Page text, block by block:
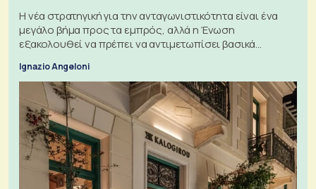
Η νέα στρατηγική για την ανταγωνιστικότητα είναι ένα
μεγάλο βήμα προς τα εμπρός, αλλά η Ένωση
εξακολουθεί να πρέπει να αντιμετωπίσει βασικά
Ignazio Angeloni